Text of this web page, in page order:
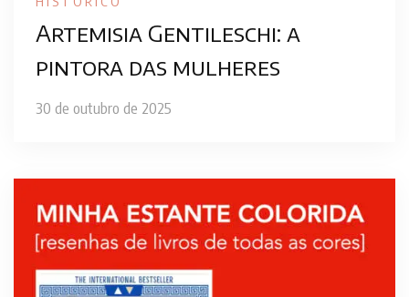
Artemisia Gentileschi: a
pintora das mulheres
30 de outubro de 2025